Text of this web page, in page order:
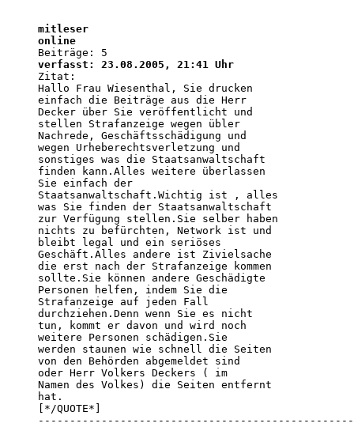
mitleser
online
verfasst: 23.08.2005, 21:41 Uhr
Zitat:
Hallo Frau Wiesenthal, Sie drucken
einfach die Beiträge aus die Herr
Decker über Sie veröffentlicht und
stellen Strafanzeige wegen übler
Nachrede, Geschäftsschädigung und
wegen Urheberechtsverletzung und
sonstiges was die Staatsanwaltschaft
finden kann.Alles weitere überlassen
Sie einfach der
Staatsanwaltschaft.Wichtig ist , alles
was Sie finden der Staatsanwaltschaft
zur Verfügung stellen.Sie selber haben
nichts zu befürchten, Network ist und
bleibt legal und ein seriöses
Geschäft.Alles andere ist Zivielsache
die erst nach der Strafanzeige kommen
sollte.Sie können andere Geschädigte
Personen helfen, indem Sie die
Strafanzeige auf jeden Fall
durchziehen.Denn wenn Sie es nicht
tun, kommt er davon und wird noch
weitere Personen schädigen.Sie
werden staunen wie schnell die Seiten
von den Behörden abgemeldet sind
oder Herr Volkers Deckers ( im
Namen des Volkes) die Seiten entfernt
hat.
[*/QUOTE*]